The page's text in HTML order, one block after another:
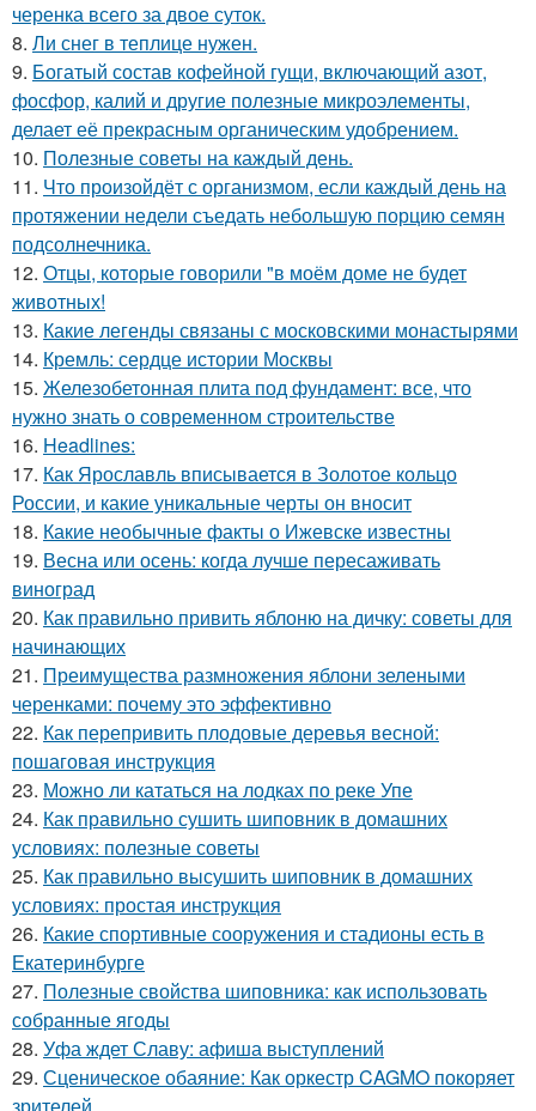
черенка всего за двое суток.
8. Ли снег в теплице нужен.
9. Богатый состав кофейной гущи, включающий азот,
фосфор, калий и другие полезные микроэлементы,
делает её прекрасным органическим удобрением.
10. Полезные советы на каждый день.
11. Что произойдёт с организмом, если каждый день на
протяжении недели съедать небольшую порцию семян
подсолнечника.
12. Отцы, которые говорили "в моём доме не будет
животных!
13. Какие легенды связаны с московскими монастырями
14. Кремль: сердце истории Москвы
15. Железобетонная плита под фундамент: все, что
нужно знать о современном строительстве
16. Headlines:
17. Как Ярославль вписывается в Золотое кольцо
России, и какие уникальные черты он вносит
18. Какие необычные факты о Ижевске известны
19. Весна или осень: когда лучше пересаживать
виноград
20. Как правильно привить яблоню на дичку: советы для
начинающих
21. Преимущества размножения яблони зелеными
черенками: почему это эффективно
22. Как перепривить плодовые деревья весной:
пошаговая инструкция
23. Можно ли кататься на лодках по реке Упе
24. Как правильно сушить шиповник в домашних
условиях: полезные советы
25. Как правильно высушить шиповник в домашних
условиях: простая инструкция
26. Какие спортивные сооружения и стадионы есть в
Екатеринбурге
27. Полезные свойства шиповника: как использовать
собранные ягоды
28. Уфа ждет Славу: афиша выступлений
29. Сценическое обаяние: Как оркестр CAGMO покоряет